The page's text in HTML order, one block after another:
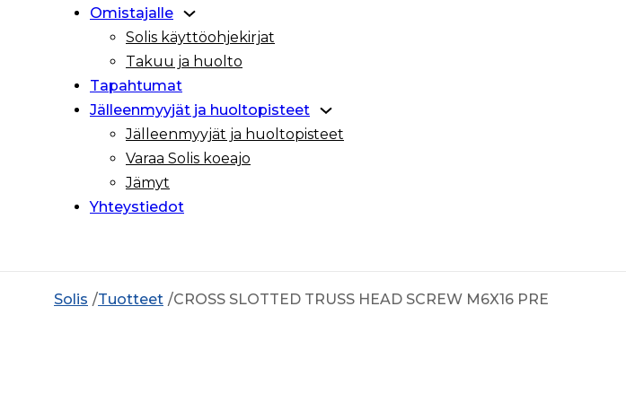
Omistajalle
Solis käyttöohjekirjat
Takuu ja huolto
Tapahtumat
Jälleenmyyjät ja huoltopisteet
Jälleenmyyjät ja huoltopisteet
Varaa Solis koeajo
Jämyt
Yhteystiedot
Solis Tuotteet CROSS SLOTTED TRUSS HEAD SCREW M6X16 PRE